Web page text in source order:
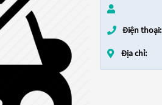
Điện thoại:
Địa chỉ: